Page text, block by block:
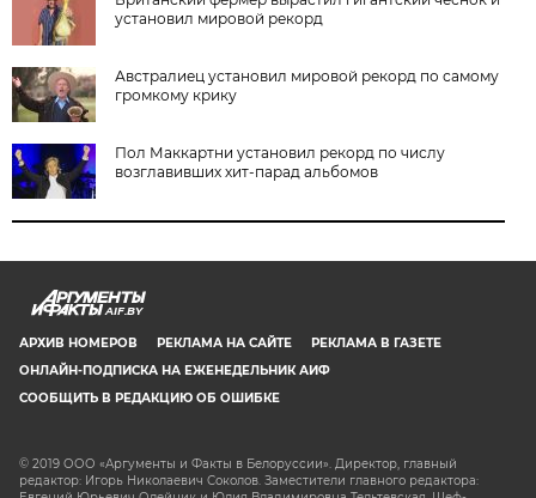
установил мировой рекорд
Австралиец установил мировой рекорд по самому
громкому крику
Пол Маккартни установил рекорд по числу
возглавивших хит-парад альбомов
AIF.BY
АРХИВ НОМЕРОВ РЕКЛАМА НА САЙТЕ
РЕКЛАМА В ГАЗЕТЕ
ОНЛАЙН-ПОДПИСКА НА ЕЖЕНЕДЕЛЬНИК АИФ
СООБЩИТЬ В РЕДАКЦИЮ ОБ ОШИБКЕ
© 2019 ООО «Аргументы и Факты в Белоруссии». Директор, главный
редактор: Игорь Николаевич Соколов. Заместители главного редактора: